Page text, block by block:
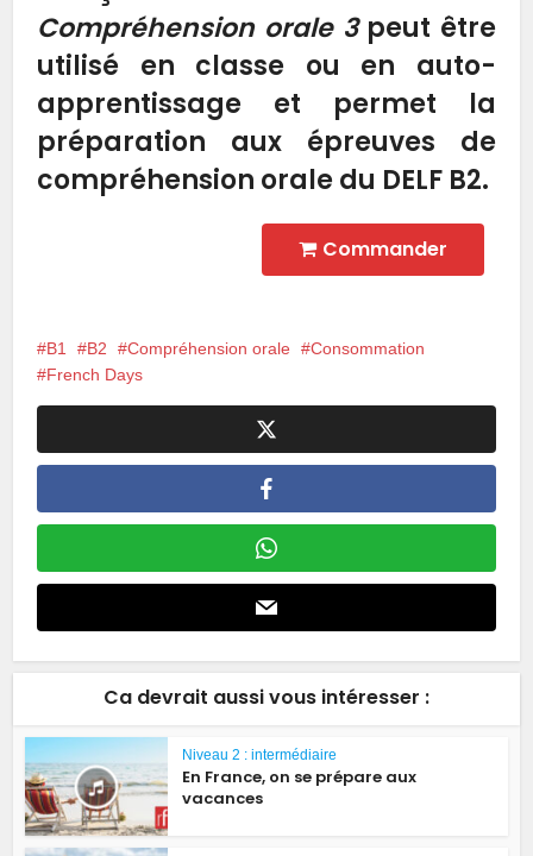
Compréhension orale 3 peut être
utilisé en classe ou en auto-
apprentissage et permet la
préparation aux épreuves de
compréhension orale du DELF B2.
Commander
B1 B2 Compréhension orale
Consommation
French Days
Ca devrait aussi vous intéresser :
Niveau 2 : intermédiaire
En France, on se prépare aux
vacances